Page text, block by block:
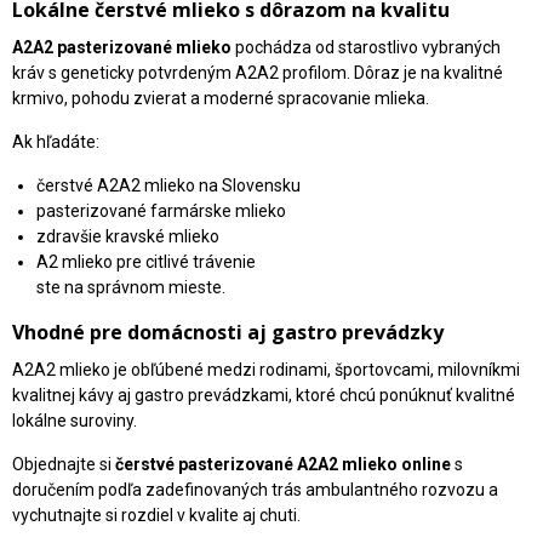
Lokálne čerstvé mlieko s dôrazom na kvalitu
A2A2 pasterizované mlieko pochádza od starostlivo vybraných
kráv s geneticky potvrdeným A2A2 profilom. Dôraz je na kvalitné
krmivo, pohodu zvierat a moderné spracovanie mlieka.
Ak hľadáte:
čerstvé A2A2 mlieko na Slovensku
pasterizované farmárske mlieko
zdravšie kravské mlieko
A2 mlieko pre citlivé trávenie
ste na správnom mieste.
Vhodné pre domácnosti aj gastro prevádzky
A2A2 mlieko je obľúbené medzi rodinami, športovcami, milovníkmi
kvalitnej kávy aj gastro prevádzkami, ktoré chcú ponúknuť kvalitné
lokálne suroviny.
Objednajte si čerstvé pasterizované A2A2 mlieko onlines
doručením podľa zadefinovaných trás ambulantného rozvozu a
vychutnajte si rozdiel v kvalite aj chuti.